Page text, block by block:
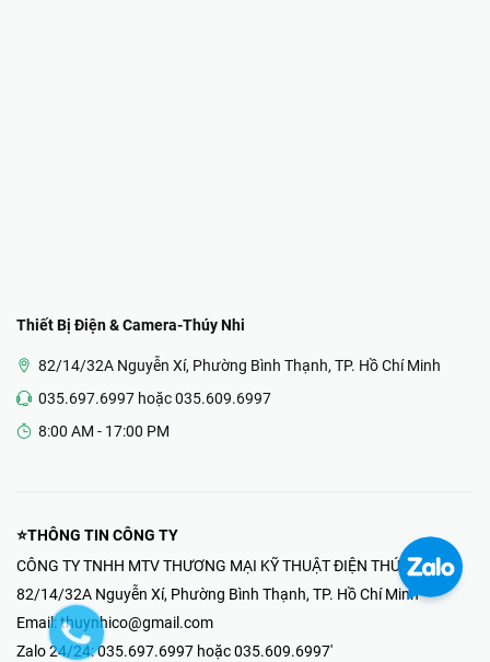
Thiết Bị Điện & Camera-Thúy Nhi
82/14/32A Nguyễn Xí, Phường Bình Thạnh, TP. Hồ Chí Minh
035.697.6997 hoặc 035.609.6997
8:00 AM - 17:00 PM
⭐THÔNG TIN CÔNG TY
CÔNG TY TNHH MTV THƯƠNG MẠI KỸ THUẬT ĐIỆN THÚY NHI
82/14/32A Nguyễn Xí, Phường Bình Thạnh, TP. Hồ Chí Minh
Email: thuynhico@gmail.com
Zalo 24/24:035.697.6997 hoặc 035.609.6997'